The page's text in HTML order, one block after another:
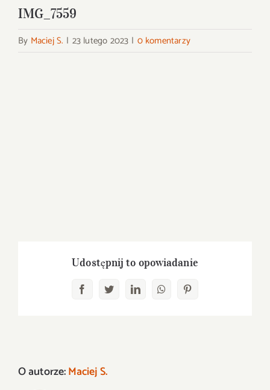
IMG_7559
By Maciej S. | 23 lutego 2023 | 0 komentarzy
Udostępnij to opowiadanie
FacebookTwitterLinkedInWhatsAppPinterest
O autorze:Maciej S.